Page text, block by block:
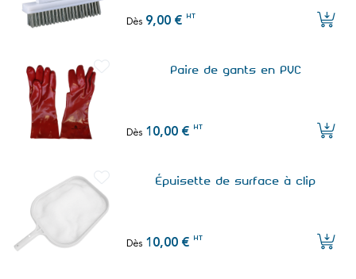
Dès 9,00 € HT
Paire de gants en PVC
Dès 10,00 € HT
Épuisette de surface à clip
Dès 10,00 € HT